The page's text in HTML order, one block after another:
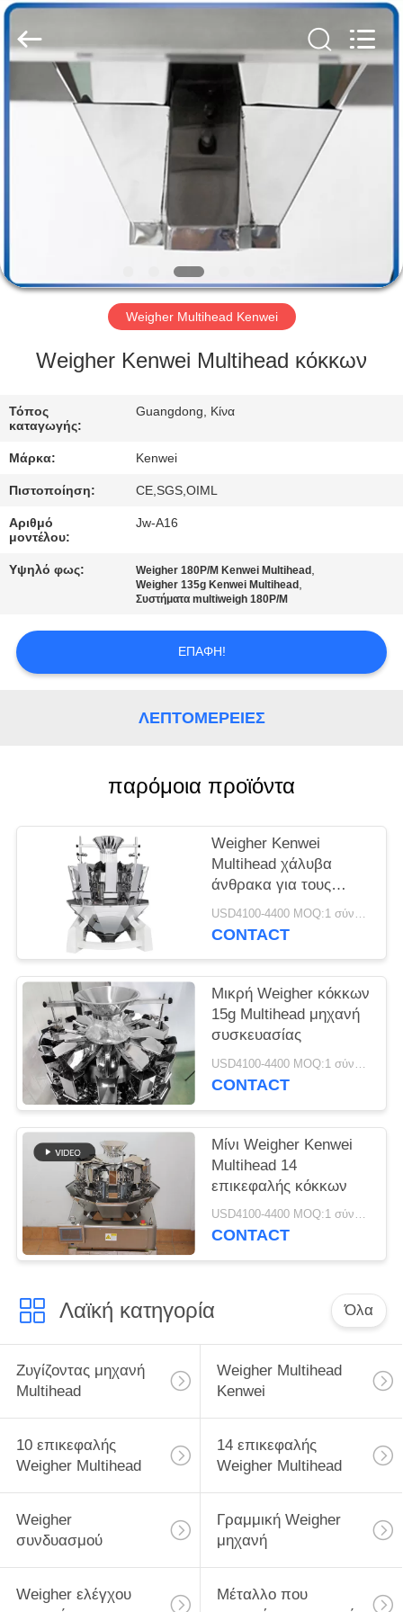
ΑΡΧΙΚΉ
ΣΕΛΊΔΑ
ΠΡΟΪΌΝΤΑ
ΜΕ
ΕΜΆΣ
ΓΎΡΟΣ
ΠΟΙΟΤΙΚΌΣ
ΈΛΕΓΧΟΣ
ΕΠΑΦΉ
ΖΗΤΉΣΤΕ
ΑΠΌΣΠΑΣΜΑ
Kenwei
Intellectualized
Co.,
Ltd..
All
Weigher Multihead Kenwei
Weigher Kenwei Multihead κόκκων
Τόπος
καταγωγής:
Guangdong, Κίνα
Μάρκα: Kenwei
Πιστοποίηση: CE,SGS,OIML
Αριθμό
μοντέλου:
Jw-A16
Υψηλό φως: Weigher 180P/M Kenwei Multihead ,
Weigher 135g Kenwei Multihead ,
Συστήματα multiweigh 180P/M
ΕΠΑΦΉ!
ΛΕΠΤΟΜΈΡΕΙΕΣ
παρόμοια προϊόντα
Weigher Kenwei
Multihead χάλυβα
άνθρακα για τους
σπόρους
USD4100-4400 MOQ:1 σύνολο
CONTACT
Μικρή Weigher κόκκων
15g Multihead μηχανή
συσκευασίας
USD4100-4400 MOQ:1 σύνολο
CONTACT
Μίνι Weigher Kenwei
Multihead 14
επικεφαλής κόκκων
USD4100-4400 MOQ:1 σύνολο
CONTACT
Λαϊκή κατηγορία Όλα
Ζυγίζοντας μηχανή
Multihead
Weigher Multihead
Kenwei
10 επικεφαλής
Weigher Multihead
14 επικεφαλής
Weigher Multihead
Weigher
συνδυασμού
Γραμμική Weigher
μηχανή
Weigher ελέγχου
Μέταλλο που